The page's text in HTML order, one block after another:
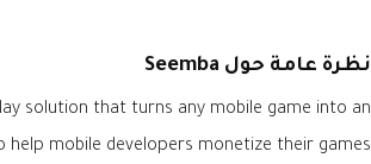
نظرة عامة حول Seemba
solution that turns any mobile game into an
mobile developers monetize their games.